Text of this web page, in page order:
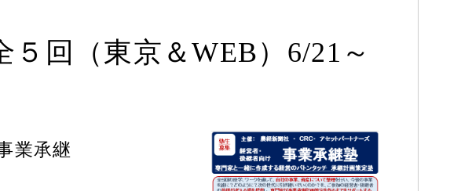
回（東京＆WEB）6/21～
業承継